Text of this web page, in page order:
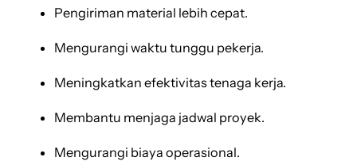
Pengiriman material lebih cepat.
Mengurangi waktu tunggu pekerja.
Meningkatkan efektivitas tenaga kerja.
Membantu menjaga jadwal proyek.
Mengurangi biaya operasional.